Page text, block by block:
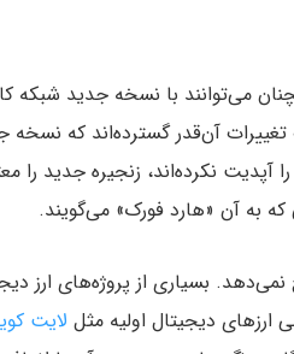
می‌توانند با نسخه جدید شبکه
آن‌قدر گسترده‌اند که نسخه
آپدیت نکرده‌اند، زنجیره جدید را
به آن «هارد فورک» می‌گویند.
بسیاری از پروژه‌های ارز
دیجیتال اولیه مثل لایت